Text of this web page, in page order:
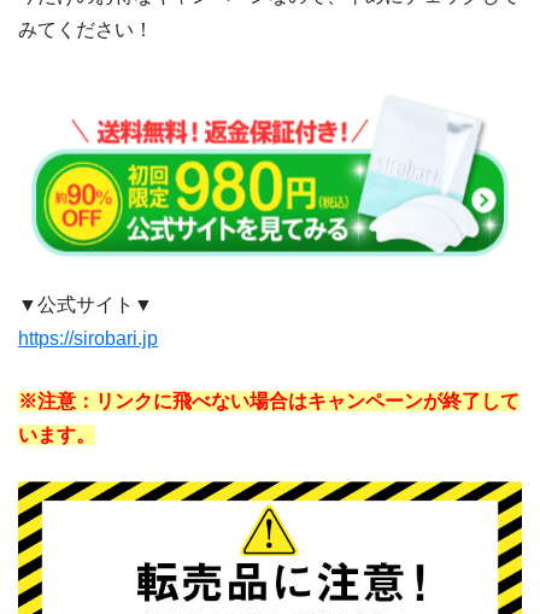
みてください！
▼公式サイト▼
https://sirobari.jp
※注意：リンクに飛べない場合はキャンペーンが終了して
います。